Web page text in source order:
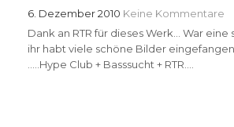
6. Dezember 2010 Keine Kommentare
Dank an RTR für dieses Werk… War eine
ihr habt viele schöne Bilder
…..Hype Club + Basssucht + RTR….